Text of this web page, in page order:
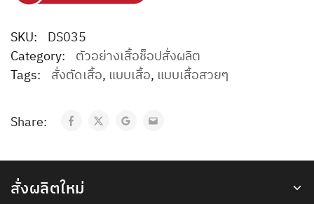
SKU: DS035
Category: ตัวอย่างเสื้อช็อปสั่งผลิต
Tags: สั่งตัดเสื้อ, แบบเสื้อ, แบบเสื้อสวยๆ
Share:
สั่งผลิตใหม่